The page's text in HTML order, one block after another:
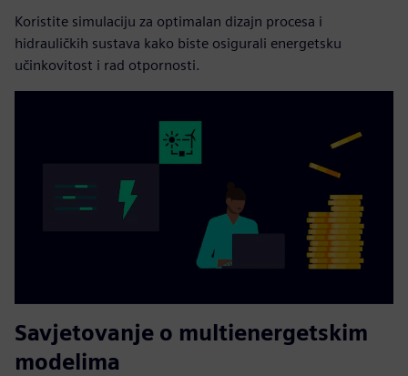
Koristite simulaciju za optimalan dizajn procesa i
hidrauličkih sustava kako biste osigurali energetsku
učinkovitost i rad otpornosti.
Savjetovanje o multienergetskim
modelima